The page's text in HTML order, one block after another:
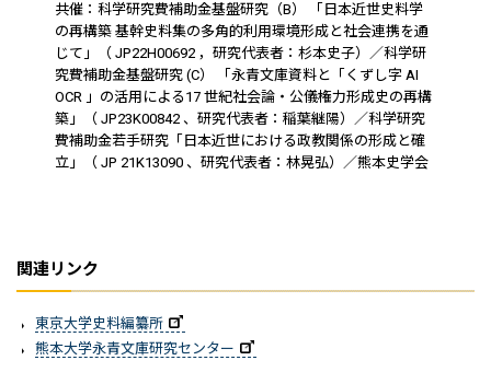
共催：科学研究費補助金基盤研究（B） 「日本近世史料学
の再構築 基幹史料集の多角的利用環境形成と社会連携を通
じて」（ JP22H00692 ，研究代表者：杉本史子）／科学研
究費補助金基盤研究 (C） 「永青文庫資料と「くずし字 AI
OCR 」の活用による17 世紀社会論・公儀権力形成史の再構
築」（ JP23K00842 、研究代表者：稲葉継陽）／科学研究
費補助金若手研究「日本近世における政教関係の形成と確
立」（ JP 21K13090 、研究代表者：林晃弘）／熊本史学会
関連リンク
東京大学史料編纂所
熊本大学永青文庫研究センター